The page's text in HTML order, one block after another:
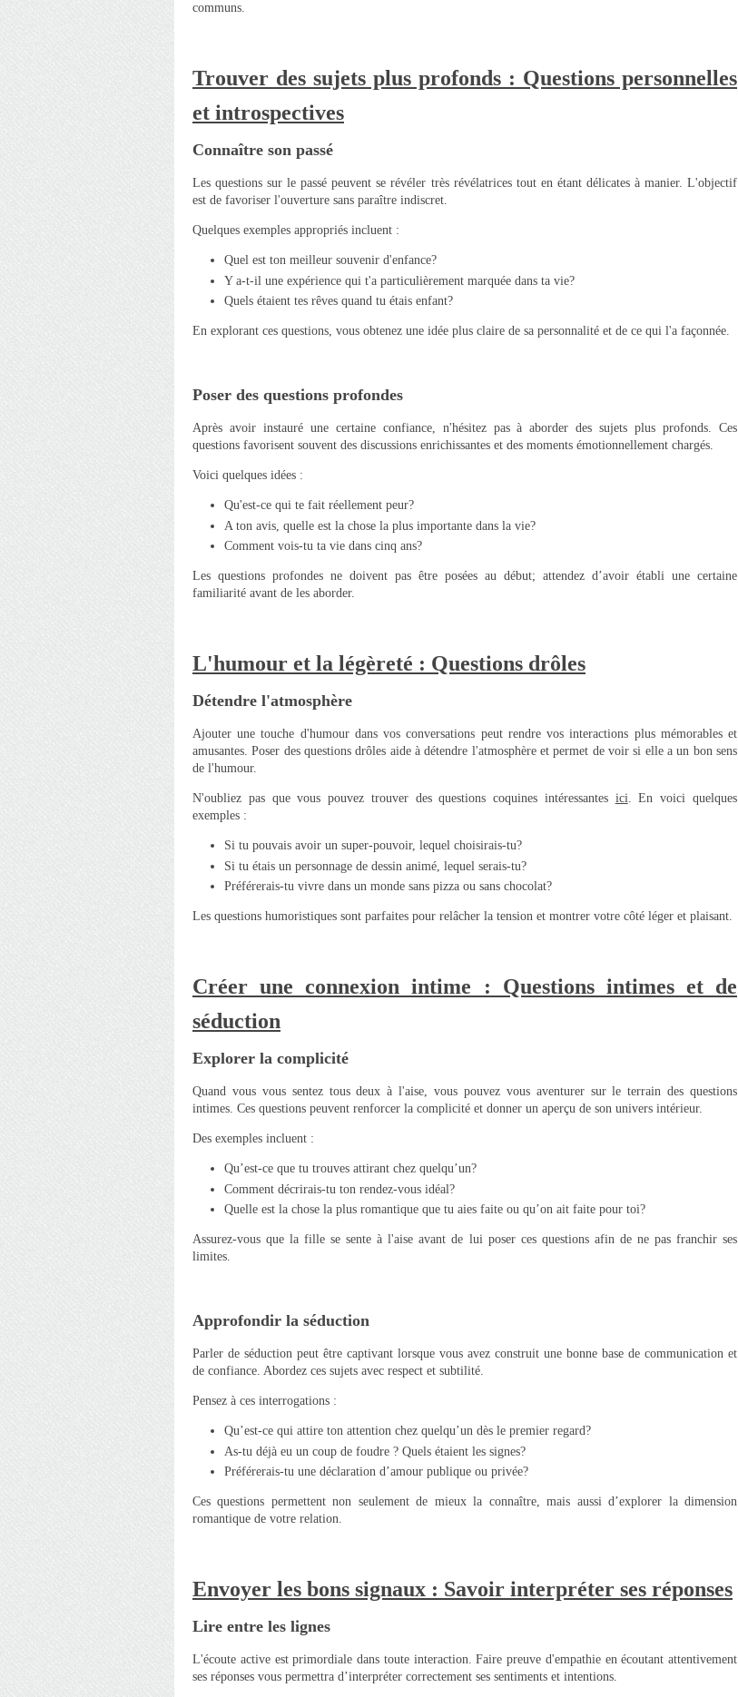
communs.
Trouver des sujets plus profonds : Questions personnelles
et introspectives
Connaître son passé
Les questions sur le passé peuvent se révéler très révélatrices tout en étant délicates à manier. L'objectif
est de favoriser l'ouverture sans paraître indiscret.
Quelques exemples appropriés incluent :
Quel est ton meilleur souvenir d'enfance?
Y a-t-il une expérience qui t'a particulièrement marquée dans ta vie?
Quels étaient tes rêves quand tu étais enfant?
En explorant ces questions, vous obtenez une idée plus claire de sa personnalité et de ce qui l'a façonnée.
Poser des questions profondes
Après avoir instauré une certaine confiance, n'hésitez pas à aborder des sujets plus profonds. Ces
questions favorisent souvent des discussions enrichissantes et des moments émotionnellement chargés.
Voici quelques idées :
Qu'est-ce qui te fait réellement peur?
A ton avis, quelle est la chose la plus importante dans la vie?
Comment vois-tu ta vie dans cinq ans?
Les questions profondes ne doivent pas être posées au début; attendez d’avoir établi une certaine
familiarité avant de les aborder.
L'humour et la légèreté : Questions drôles
Détendre l'atmosphère
Ajouter une touche d'humour dans vos conversations peut rendre vos interactions plus mémorables et
amusantes. Poser des questions drôles aide à détendre l'atmosphère et permet de voir si elle a un bon sens
de l'humour.
N'oubliez pas que vous pouvez trouver des questions coquines intéressantes ici. En voici quelques
exemples :
Si tu pouvais avoir un super-pouvoir, lequel choisirais-tu?
Si tu étais un personnage de dessin animé, lequel serais-tu?
Préférerais-tu vivre dans un monde sans pizza ou sans chocolat?
Les questions humoristiques sont parfaites pour relâcher la tension et montrer votre côté léger et plaisant.
Créer une connexion intime : Questions intimes et de
séduction
Explorer la complicité
Quand vous vous sentez tous deux à l'aise, vous pouvez vous aventurer sur le terrain des questions
intimes. Ces questions peuvent renforcer la complicité et donner un aperçu de son univers intérieur.
Des exemples incluent :
Qu’est-ce que tu trouves attirant chez quelqu’un?
Comment décrirais-tu ton rendez-vous idéal?
Quelle est la chose la plus romantique que tu aies faite ou qu’on ait faite pour toi?
Assurez-vous que la fille se sente à l'aise avant de lui poser ces questions afin de ne pas franchir ses
limites.
Approfondir la séduction
Parler de séduction peut être captivant lorsque vous avez construit une bonne base de communication et
de confiance. Abordez ces sujets avec respect et subtilité.
Pensez à ces interrogations :
Qu’est-ce qui attire ton attention chez quelqu’un dès le premier regard?
As-tu déjà eu un coup de foudre ? Quels étaient les signes?
Préférerais-tu une déclaration d’amour publique ou privée?
Ces questions permettent non seulement de mieux la connaître, mais aussi d’explorer la dimension
romantique de votre relation.
Envoyer les bons signaux : Savoir interpréter ses réponses
Lire entre les lignes
L'écoute active est primordiale dans toute interaction. Faire preuve d'empathie en écoutant attentivement
ses réponses vous permettra d’interpréter correctement ses sentiments et intentions.